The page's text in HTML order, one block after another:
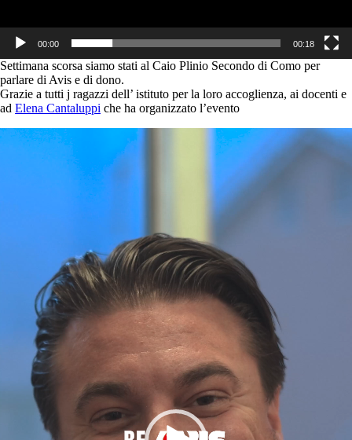
00:00 00:18
Settimana scorsa siamo stati al Caio Plinio Secondo di Como per
parlare di Avis e di dono.
Grazie a tutti j ragazzi dell’ istituto per la loro accoglienza, ai docenti e
ad Elena Cantaluppi che ha organizzato l’evento
Video
Player